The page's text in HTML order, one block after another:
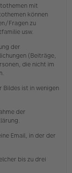
mit
können
Fragen zu
usw.
der
(Beiträge,
die nicht im
ist in wenigen
der
Email, in der der
bis zu drei